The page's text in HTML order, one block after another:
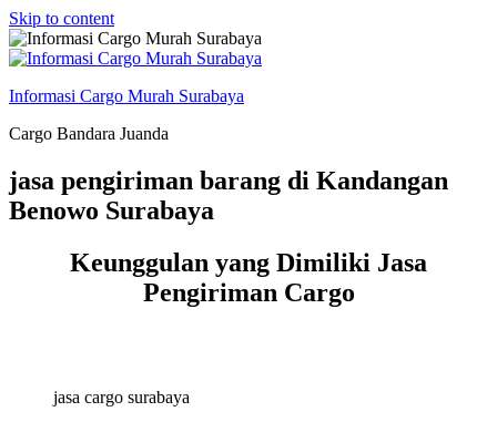
Skip to content
Informasi Cargo Murah Surabaya
Cargo Bandara Juanda
jasa pengiriman barang di Kandangan
Benowo Surabaya
Keunggulan yang Dimiliki Jasa
Pengiriman Cargo
jasa cargo surabaya